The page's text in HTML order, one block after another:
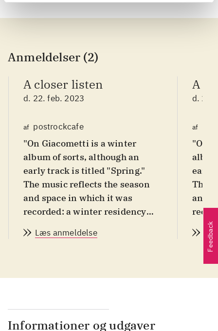
Anmeldelser (2)
A closer listen
d. 22. feb. 2023
af postrockcafe
"On Giacometti is a winter
album of sorts, although an
early track is titled "Spring."
The music reflects the season
and space in which it was
recorded: a winter residency
mountains, where pianist
and sculptor Alberto
suitably spacious: calm and
expansive, like the view of
Læs anmeldelse
A
d. 22.
af
"On
early
The
and
to a
and
Informationer og udgaver
Feedback